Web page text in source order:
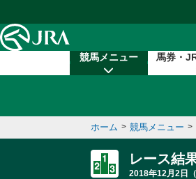
競馬メニュー 馬券・
ホーム > 競馬メニュー >
レース結
2018年12月2日